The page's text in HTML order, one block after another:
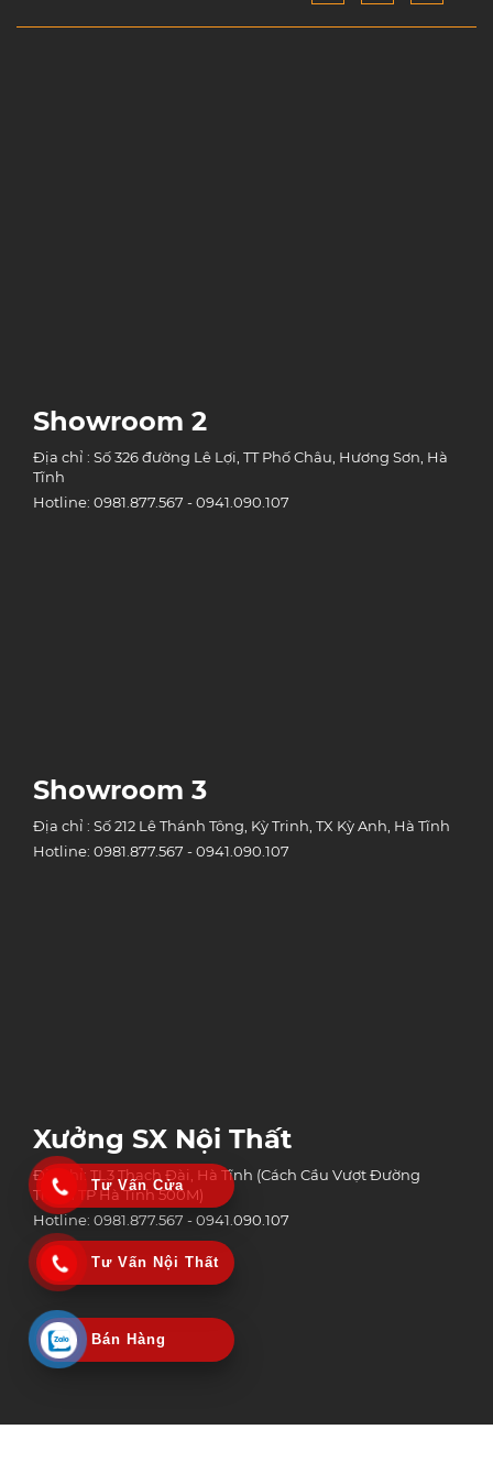
Showroom 2
Địa chỉ : Số 326 đường Lê Lợi, TT Phố Châu, Hương Sơn, Hà
Tĩnh
Hotline: 0981.877.567 - 0941.090.107
Showroom 3
Địa chỉ : Số 212 Lê Thánh Tông, Kỳ Trinh, TX Kỳ Anh, Hà Tĩnh
Hotline: 0981.877.567 - 0941.090.107
Xưởng SX Nội Thất
Địa chỉ: TL3 Thạch Đài, Hà Tĩnh (Cách Cầu Vượt Đường
Tránh TP Hà Tĩnh 500M)
Hotline: 0981.877.567 - 0941.090.107
Tư Vấn Cửa
Tư Vấn Nội Thất
Bán Hàng